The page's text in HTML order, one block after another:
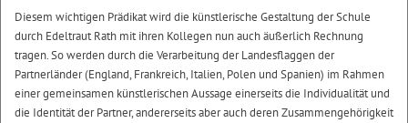
Diesem wichtigen Prädikat wird die künstlerische Gestaltung der Schule
durch Edeltraut Rath mit ihren Kollegen nun auch äußerlich Rechnung
tragen. So werden durch die Verarbeitung der Landesflaggen der
Partnerländer (England, Frankreich, Italien, Polen und Spanien) im Rahmen
einer gemeinsamen künstlerischen Aussage einerseits die Individualität und
die Identität der Partner, andererseits aber auch deren Zusammengehörigkeit